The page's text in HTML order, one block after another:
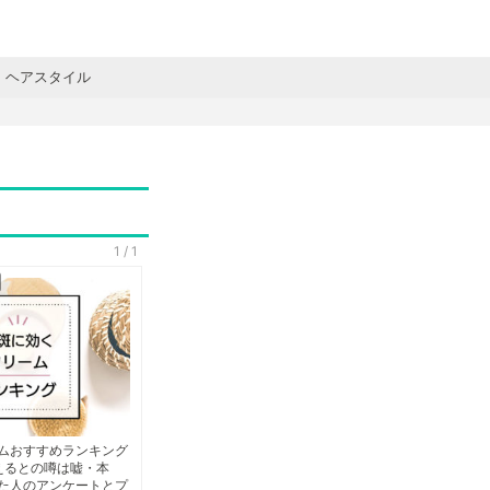
ヘアスタイル
1 / 1
おすすめランキング
との噂は嘘・本
人のアンケートとプ